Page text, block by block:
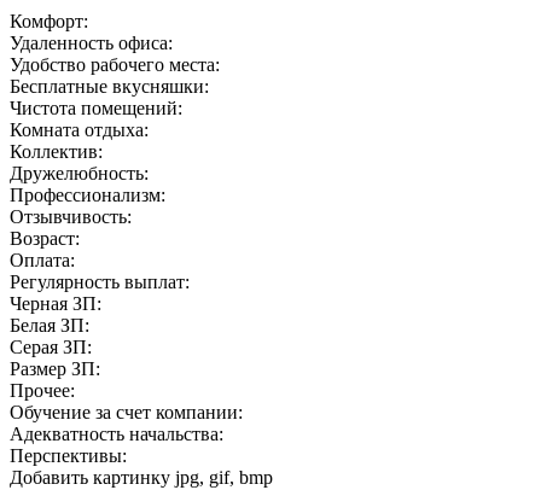
Комфорт:
Удаленность офиса:
Удобство рабочего места:
Бесплатные вкусняшки:
Чистота помещений:
Комната отдыха:
Коллектив:
Дружелюбность:
Профессионализм:
Отзывчивость:
Возраст:
Оплата:
Регулярность выплат:
Черная ЗП:
Белая ЗП:
Серая ЗП:
Размер ЗП:
Прочее:
Обучение за счет компании:
Адекватность начальства:
Перспективы:
Добавить картинку jpg, gif, bmp